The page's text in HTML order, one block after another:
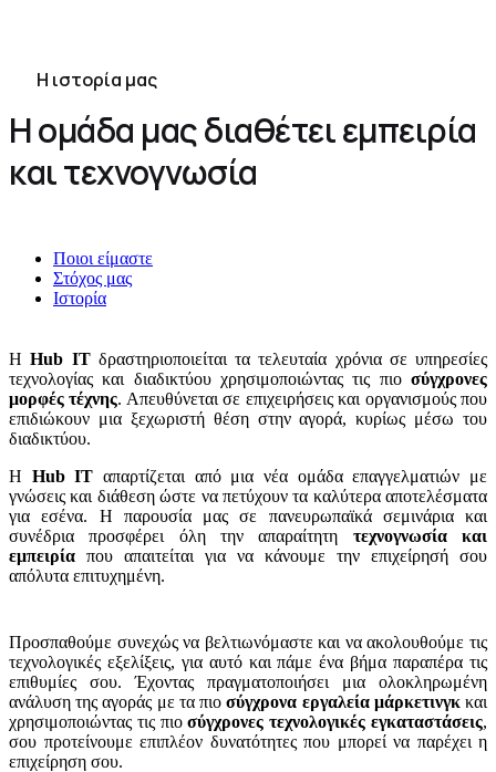
Η ιστορία μας
Η ομάδα μας διαθέτει εμπειρία
και τεχνογνωσία
Ποιοι είμαστε
Στόχος μας
Ιστορία
ΗHub ITδραστηριοποιείται τα τελευταία χρόνια σε υπηρεσίες
τεχνολογίας και διαδικτύου χρησιμοποιώντας τις πιο σύγχρονες
μορφές τέχνης. Απευθύνεται σε επιχειρήσεις και οργανισμούς που
επιδιώκουν μια ξεχωριστή θέση στην αγορά, κυρίως μέσω του
διαδικτύου.
Η Hub IT απαρτίζεται από μια νέα ομάδα επαγγελματιών με
γνώσεις και διάθεση ώστε να πετύχουν τα καλύτερα αποτελέσματα
για εσένα. Η παρουσία μας σε πανευρωπαϊκά σεμινάρια και
συνέδρια προσφέρει όλη την απαραίτητη τεχνογνωσία και
εμπειρία που απαιτείται για να κάνουμε την επιχείρησή σου
απόλυτα επιτυχημένη.
Προσπαθούμε συνεχώς να βελτιωνόμαστε και να ακολουθούμε τις
τεχνολογικές εξελίξεις, για αυτό και πάμε ένα βήμα παραπέρα τις
επιθυμίες σου. Έχοντας πραγματοποιήσει μια ολοκληρωμένη
ανάλυση της αγοράς με τα πιοσύγχρονα εργαλεία μάρκετινγκκαι
χρησιμοποιώντας τις πιοσύγχρονες τεχνολογικές εγκαταστάσεις,
σου προτείνουμε επιπλέον δυνατότητες που μπορεί να παρέχει η
επιχείρηση σου.